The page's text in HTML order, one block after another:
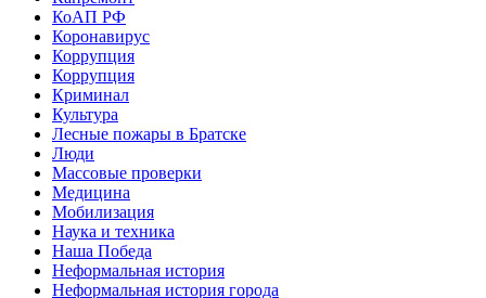
КоАП РФ
Коронавирус
Коррупция
Коррупция
Криминал
Культура
Лесные пожары в Братске
Люди
Массовые проверки
Медицина
Мобилизация
Наука и техника
Наша Победа
Неформальная история
Неформальная история города